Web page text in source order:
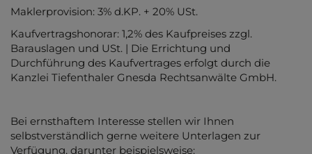
Maklerprovision: 3% d.KP. + 20% USt.
Kaufvertragshonorar: 1,2% des Kaufpreises zzgl.
Barauslagen und USt. | Die Errichtung und
Durchführung des Kaufvertrages erfolgt durch die
Kanzlei Tiefenthaler Gnesda Rechtsanwälte GmbH.
Bei ernsthaftem Interesse stellen wir Ihnen
selbstverständlich gerne weitere Unterlagen zur
Verfügung, darunter beispielsweise: